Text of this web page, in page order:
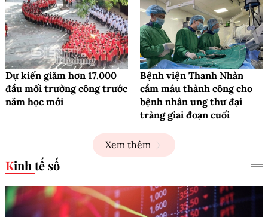
Dự kiến giảm hơn 17.000
đầu mối trường công trước
năm học mới
Bệnh viện Thanh Nhàn
cầm máu thành công cho
bệnh nhân ung thư đại
tràng giai đoạn cuối
Xem thêm
Kinh tế số